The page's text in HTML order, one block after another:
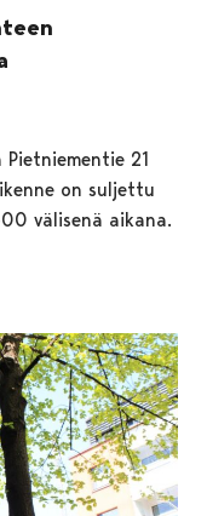
Pietniementie 21
on suljettu
välisenä aikana.